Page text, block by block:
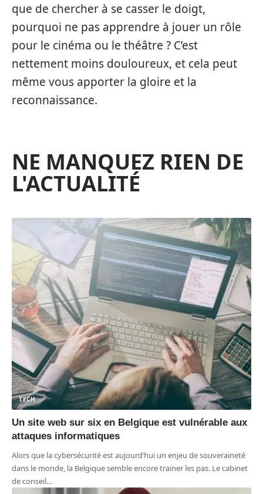
que de chercher à se casser le doigt,
pourquoi ne pas apprendre à jouer un rôle
pour le cinéma ou le théâtre ? C’est
nettement moins douloureux, et cela peut
même vous apporter la gloire et la
reconnaissance.
NE MANQUEZ RIEN DE
L'ACTUALITÉ
TECH
Un site web sur six en Belgique est vulnérable aux
attaques informatiques
Alors que la cybersécurité est aujourd’hui un enjeu de souveraineté
dans le monde, la Belgique semble encore trainer les pas. Le cabinet
de conseil…